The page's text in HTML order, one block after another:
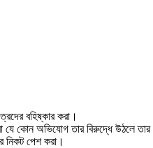
বহিষ্কার করা।
যে কোন অভিযোগ তার বিরুদ্ধে উঠলে
নিকট পেশ করা।